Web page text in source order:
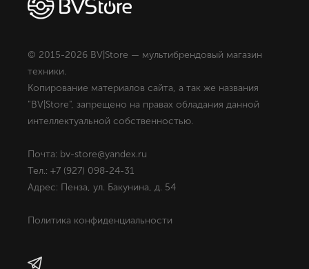
© 2015-2026 BV|Store — мультибрендовый магазин
техники.
Копирование материалов сайта, а так же названия
"BV|Store", запрещено на правах обладания данной
интеллектуальной собственностью.
Почта: bv-store@yandex.ru
Тел.: +7 (927) 098-24-31
Адрес: Пенза, ул. Бакунина, д. 54
Политика конфиденциальности